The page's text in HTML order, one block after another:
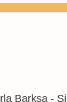
Barksa -